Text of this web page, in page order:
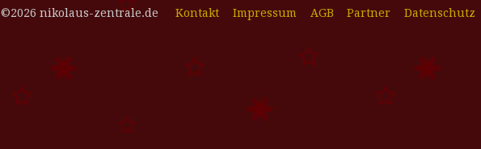
©2026 nikolaus-zentrale.de Kontakt Impressum AGB Partner Datenschutz